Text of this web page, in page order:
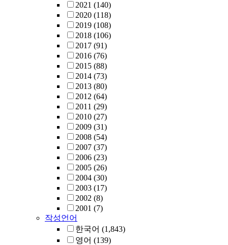
2021 (140)
2020 (118)
2019 (108)
2018 (106)
2017 (91)
2016 (76)
2015 (88)
2014 (73)
2013 (80)
2012 (64)
2011 (29)
2010 (27)
2009 (31)
2008 (54)
2007 (37)
2006 (23)
2005 (26)
2004 (30)
2003 (17)
2002 (8)
2001 (7)
작성언어
한국어 (1,843)
영어 (139)